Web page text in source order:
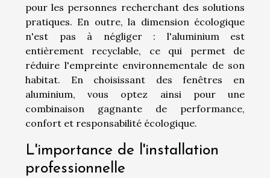
pour les personnes recherchant des solutions
pratiques. En outre, la dimension écologique
n'est pas à négliger : l'aluminium est
entièrement recyclable, ce qui permet de
réduire l'empreinte environnementale de son
habitat. En choisissant des fenêtres en
aluminium, vous optez ainsi pour une
combinaison gagnante de performance,
confort et responsabilité écologique.
L'importance de l'installation
professionnelle